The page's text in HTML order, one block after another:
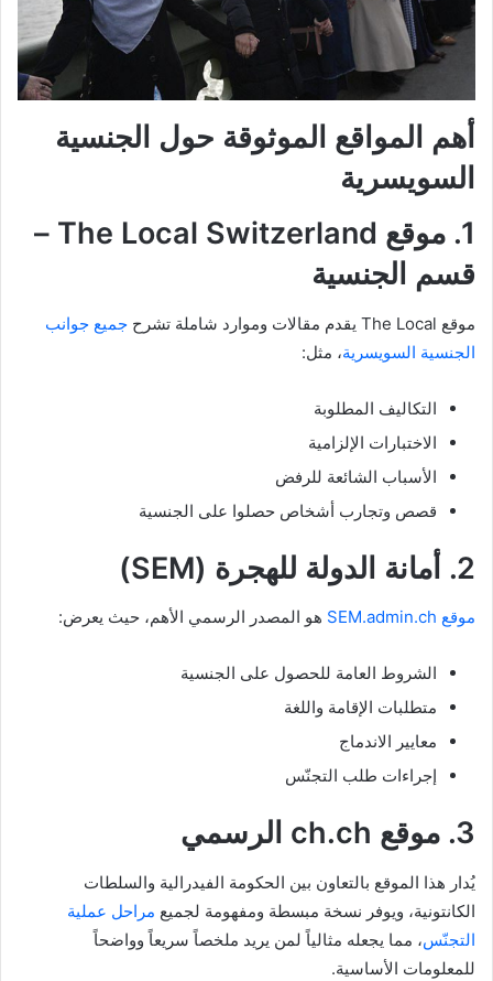
أهم المواقع الموثوقة حول الجنسية
السويسرية
1. موقع The Local Switzerland –
قسم الجنسية
موقع The Local يقدم مقالات وموارد شاملة تشرح
جميع جوانب
الجنسية السويسرية، مثل:
التكاليف المطلوبة
الاختبارات الإلزامية
الأسباب الشائعة للرفض
قصص وتجارب أشخاص حصلوا على الجنسية
2. أمانة الدولة للهجرة (SEM)
موقع SEM.admin.ch هو المصدر الرسمي الأهم، حيث يعرض:
الشروط العامة للحصول على الجنسية
متطلبات الإقامة واللغة
معايير الاندماج
إجراءات طلب التجنّس
3. موقع ch.ch الرسمي
يُدار هذا الموقع بالتعاون بين الحكومة الفيدرالية والسلطات
الكانتونية، ويوفر نسخة مبسطة ومفهومة لجميع مراحل عملية
التجنّس، مما يجعله مثالياً لمن يريد ملخصاً سريعاً وواضحاً
للمعلومات الأساسية.